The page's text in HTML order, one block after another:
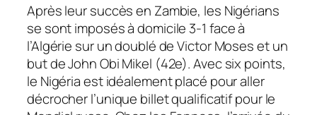
Après leur succès en Zambie, les Nigérians
se sont imposés à domicile 3-1 face à
l’Algérie sur un doublé de Victor Moses et un
but de John Obi Mikel (42e). Avec six points,
le Nigéria est idéalement placé pour aller
décrocher l’unique billet qualificatif pour le